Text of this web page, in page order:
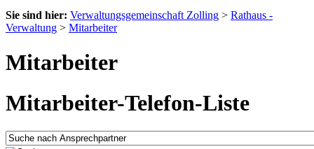
Sie sind hier: Verwaltungsgemeinschaft Zolling > Rathaus -
Verwaltung > Mitarbeiter
Mitarbeiter
Mitarbeiter-Telefon-Liste